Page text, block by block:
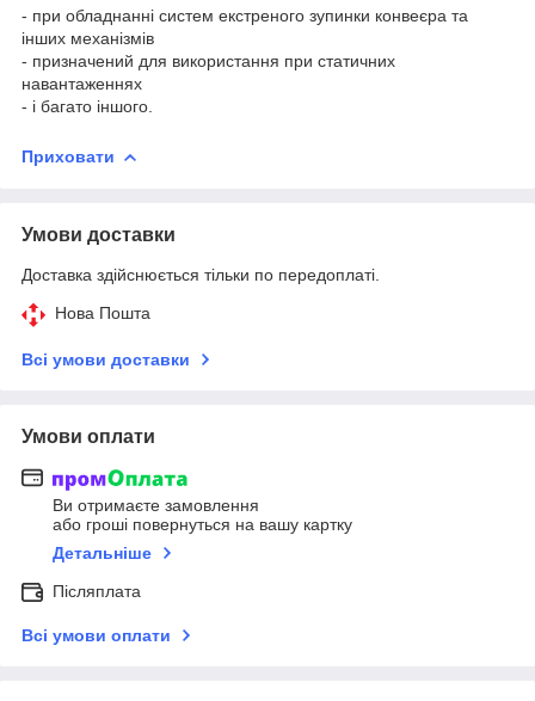
- при обладнанні систем екстреного зупинки конвеєра та
інших механізмів
- призначений для використання при статичних
навантаженнях
- і багато іншого.
Приховати
Умови доставки
Доставка здійснюється тільки по передоплаті.
Нова Пошта
Всі умови доставки
Умови оплати
Ви отримаєте замовлення
або гроші повернуться на вашу картку
Детальніше
Післяплата
Всі умови оплати